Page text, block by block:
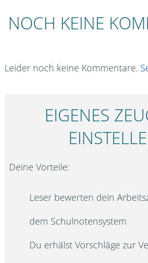
NOCH KEINE
Leider noch keine Kommentare.
EIGENES
Deine Vorteile:
Leser bewerten dein
dem Schulnotensystem
Du erhälst Vorschläge zur